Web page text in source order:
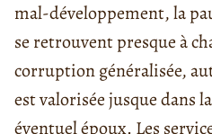
mal-développement, la
se retrouvent presque à
corruption généralisée,
est valorisée jusque dans
éventuel époux. Les